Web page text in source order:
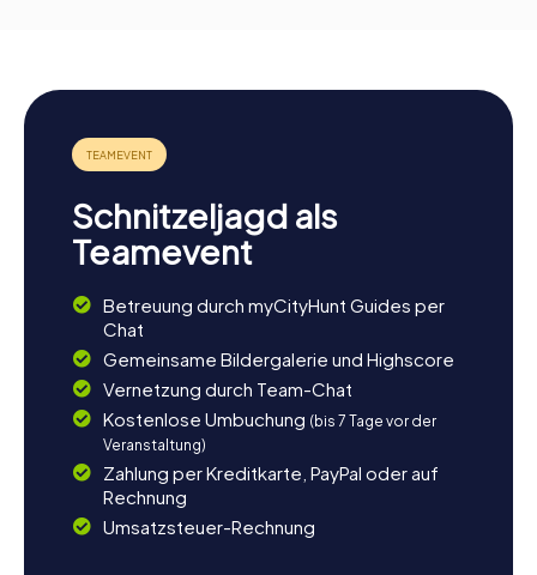
Schnitzeljagd als
Teamevent
Betreuung durch myCityHunt Guides per
Chat
Gemeinsame Bildergalerie und Highscore
Vernetzung durch Team-Chat
Kostenlose Umbuchung (bis 7 Tage vor der
Veranstaltung)
Zahlung per Kreditkarte, PayPal oder auf
Rechnung
Umsatzsteuer-Rechnung